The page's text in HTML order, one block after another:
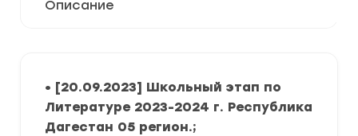
Описание
• [20.09.2023] Школьный этап по
Литературе 2023-2024 г. Республика
Дагестан 05 регион.;